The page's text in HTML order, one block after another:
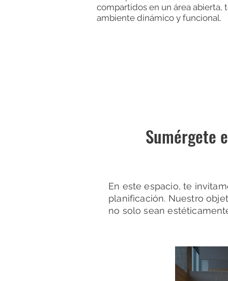
compartidos en un área
ambiente dinámico y funcional.
Sumérgete
En este espacio, te
planificación. Nuestro
no solo sean